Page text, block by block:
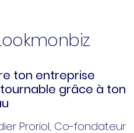
ton entreprise
grâce à ton
Proriol, Co-fondateur